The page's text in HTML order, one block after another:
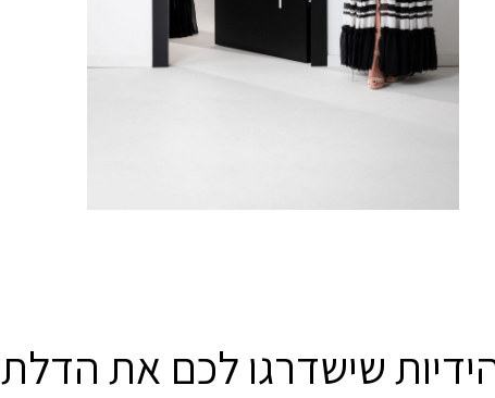
שישדרגו לכם את הדלת